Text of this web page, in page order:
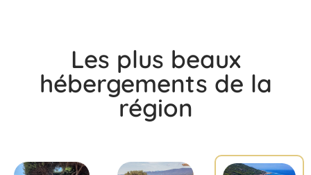
Les plus beaux
hébergements de la
région